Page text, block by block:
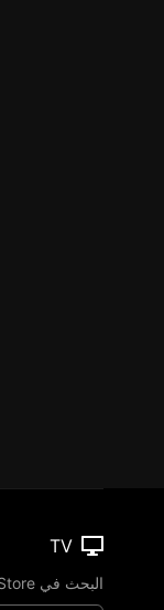
TV
البحث في AppStore